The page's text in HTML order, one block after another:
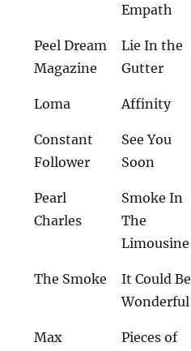
Empath
Peel Dream
Magazine
Lie In the
Gutter
Loma Affinity
Constant
Follower
See You
Soon
Pearl
Charles
Smoke In
The
Limousine
The Smoke
It Could Be
Wonderful
Max
Pieces of